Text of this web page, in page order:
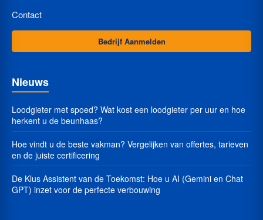
Contact
Bedrijf Aanmelden
Nieuws
Loodgieter met spoed? Wat kost een loodgieter per uur en hoe
herkent u de beunhaas?
Hoe vindt u de beste vakman? Vergelijken van offertes, tarieven
en de juiste certificering
De Klus Assistent van de Toekomst: Hoe u AI (Gemini en Chat
GPT) inzet voor de perfecte verbouwing